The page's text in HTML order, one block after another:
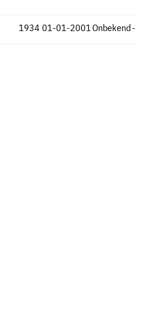
Onbekend
1934 -
01-01-2001